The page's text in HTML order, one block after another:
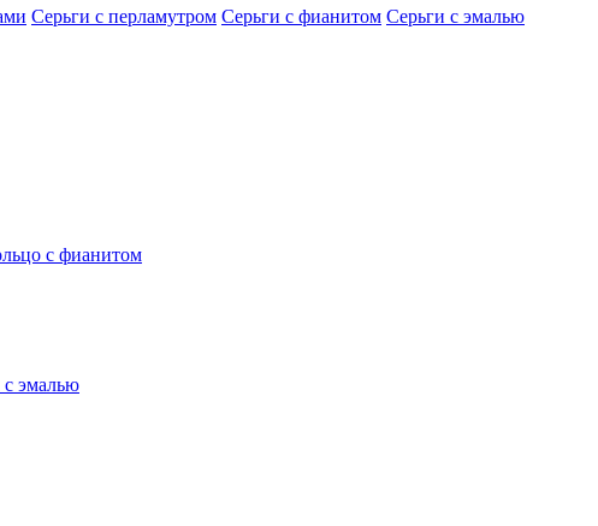
Серьги с перламутром Серьги с фианитом Серьги с эмалью
с фианитом
с эмалью